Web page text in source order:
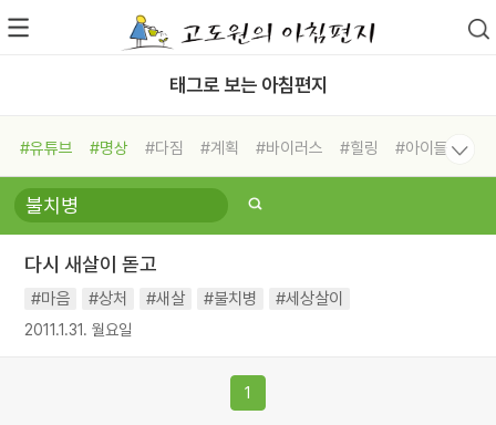
태그로 보는 아침편지
#유튜브 #명상 #다짐 #계획 #바이러스 #힐링
#아이들
#비전캠프
#독서캠프 #삶
#희망
#나눔 #친구 #링컨학교
#독서
#건강 #면역력
다시 새살이 돋고
#마음 #상처 #새살 #불치병 #세상살이
2011.1.31. 월요일
1